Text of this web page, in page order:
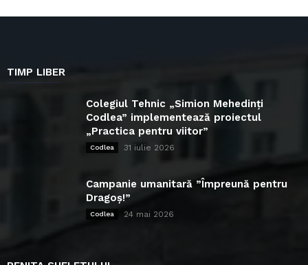
TIMP LIBER
Colegiul Tehnic „Simion Mehedinți
Codlea” implementează proiectul
„Practica pentru viitor”
Codlea 31 iulie 2026
Campanie umanitară ”Împreună pentru
Dragoș!”
Codlea 24 mai 2026